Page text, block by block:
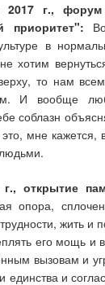
г.,
приоритет":
в
хотим
то нам
И вообще
соблазн
мне
открытие
опора,
жить и
его мощь и
вызовам и
и